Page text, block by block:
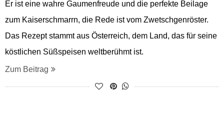
Er ist eine wahre Gaumenfreude und die perfekte Beilage
zum Kaiserschmarrn, die Rede ist vom Zwetschgenröster.
Das Rezept stammt aus Österreich, dem Land, das für seine
köstlichen Süßspeisen weltberühmt ist.
Zum Beitrag